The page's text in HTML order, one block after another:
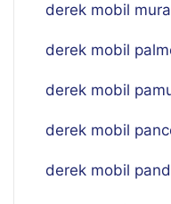
derek mobil
derek mobil
derek mobil
derek mobil
derek mobil